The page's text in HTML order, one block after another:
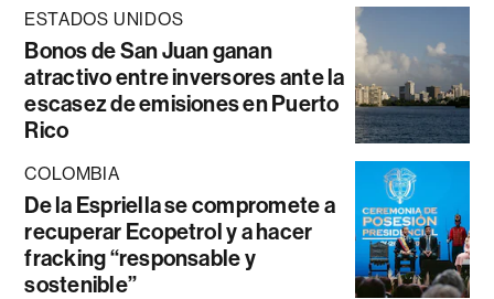
ESTADOS UNIDOS
Bonos de San Juan ganan
atractivo entre inversores ante la
escasez de emisiones en Puerto
Rico
COLOMBIA
De la Espriella se compromete a
recuperar Ecopetrol y a hacer
fracking “responsable y
sostenible”